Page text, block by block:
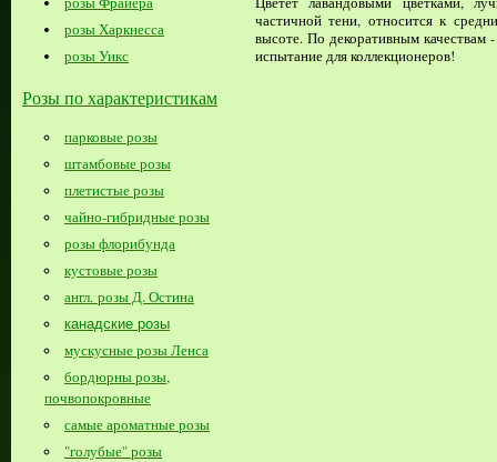
розы Харкнесса
розы Уикс
Розы по характеристикам
парковые розы
штамбовые розы
плетистые розы
чайно-гибридные розы
розы флорибунда
кустовые розы
англ. розы Д. Остина
канадские розы
мускусные розы Ленса
бордюрны розы,
почвопокровные
самые ароматные розы
"голубые" розы
частичной тени, относится к
высоте. По декоративным качествам
испытание для коллекционеров!